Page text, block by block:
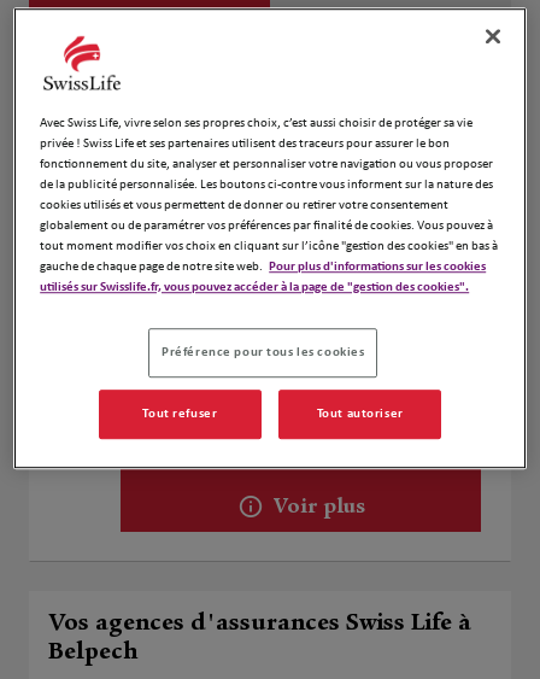
1
1.09 km
11420 Belpech
Fermé actuellement
Numéro
Voir plus
SAUX G. MORA A. & RANCOULE B.
1 Rue Gaston de Foix
Fermé actuellement
Voir plus
Vos agences d'assurances Swiss Life à
Belpech
Avec Swiss Life, vivre selon ses propres choix, c’est aussi choisir de protéger sa vie
privée ! Swiss Life et ses partenaires utilisent des traceurs pour assurer le bon
fonctionnement du site, analyser et personnaliser votre navigation ou vous proposer
de la publicité personnalisée. Les boutons ci-contre vous informent sur la nature des
cookies utilisés et vous permettent de donner ou retirer votre consentement
globalement ou de paramétrer vos préférences par finalité de cookies. Vous pouvez à
tout moment modifier vos choix en cliquant sur l’icône "gestion des cookies" en bas à
gauche de chaque page de notre site web. Pour plus d'informations sur les cookies
utilisés sur Swisslife.fr, vous pouvez accéder à la page de "gestion des cookies".
Préférence pour tous les cookies
Tout refuser Tout autoriser